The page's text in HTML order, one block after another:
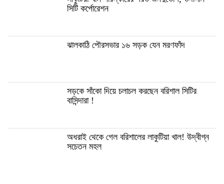
সিটি কর্পোরেশন
ঝালকাঠি পৌরসভার ১৬ সড়ক যেন মরণফাঁদ
সড়কে সাঁকো দিয়ে চলাচল করছেন বরিশাল সিটির
বাসিন্দারা !
অধরাই থেকে গেল বরিশালের লাকুটিয়া খাল! উদ্বীগ্ন
সচেতন মহল